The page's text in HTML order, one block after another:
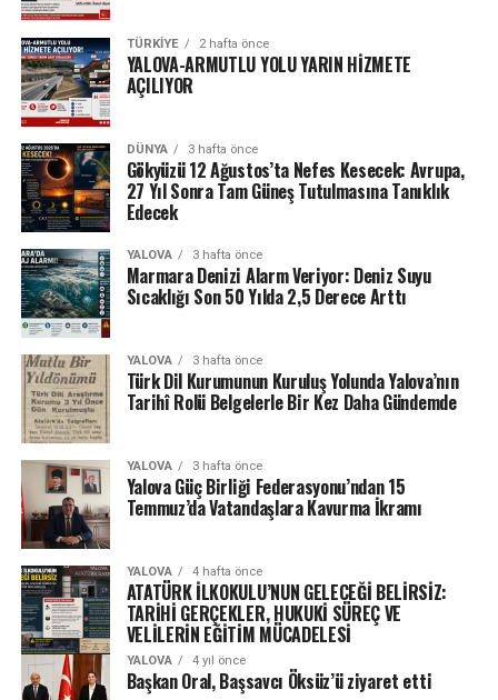
TÜRKIYE 2 hafta önce
YALOVA-ARMUTLU YOLU YARIN HİZMETE
AÇILIYOR
DÜNYA 3 hafta önce
Gökyüzü 12 Ağustos’ta Nefes Kesecek: Avrupa,
27 Yıl Sonra Tam Güneş Tutulmasına Tanıklık
Edecek
YALOVA 3 hafta önce
Marmara Denizi Alarm Veriyor: Deniz Suyu
Sıcaklığı Son 50 Yılda 2,5 Derece Arttı
YALOVA 3 hafta önce
Türk Dil Kurumunun Kuruluş Yolunda Yalova’nın
Tarihî Rolü Belgelerle Bir Kez Daha Gündemde
YALOVA 3 hafta önce
Yalova Güç Birliği Federasyonu’ndan 15
Temmuz’da Vatandaşlara Kavurma İkramı
YALOVA 4 hafta önce
ATATÜRK İLKOKULU’NUN GELECEĞİ BELİRSİZ:
TARİHİ GERÇEKLER, HUKUKİ SÜREÇ VE
VELİLERİN EĞİTİM MÜCADELESİ
YALOVA 4 yıl önce
Başkan Oral, Başsavcı Öksüz’ü ziyaret etti